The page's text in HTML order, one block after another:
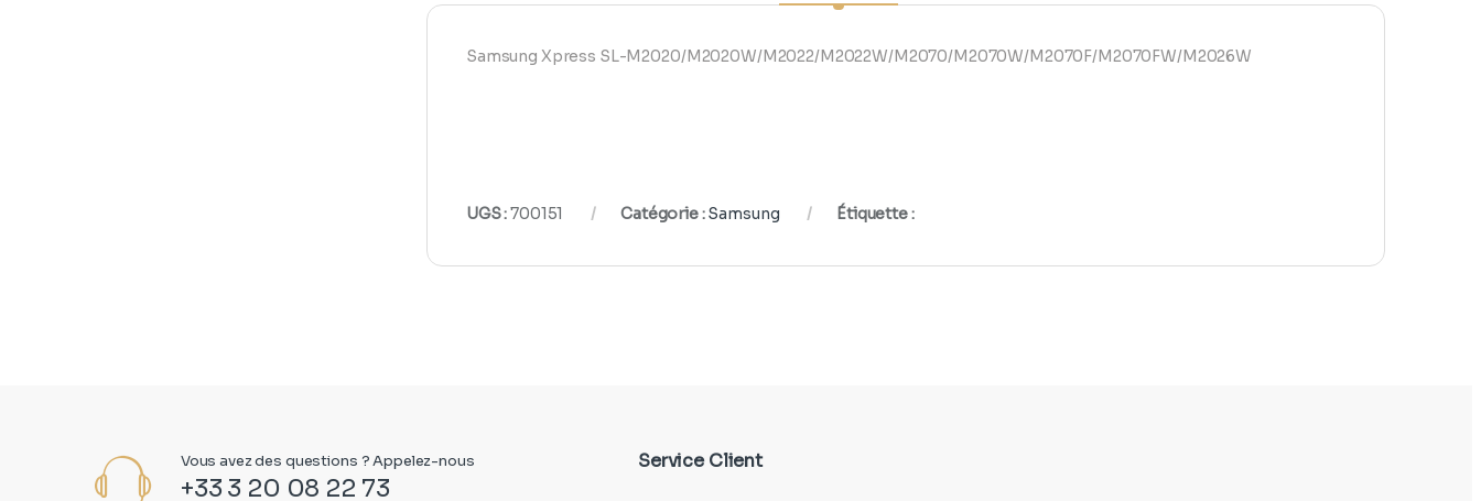
Samsung Xpress SL-M2020/M2020W/M2022/M2022W/M2070/M2070W/M2070F/M2070FW/M2026W
UGS :700151 Catégorie :Samsung Étiquette :
Vous avez des questions ? Appelez-nous
+33 3 20 08 22 73
Service Client